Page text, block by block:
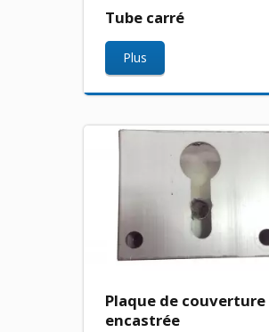
Tube carré
Plus
Plaque de couverture
encastrée